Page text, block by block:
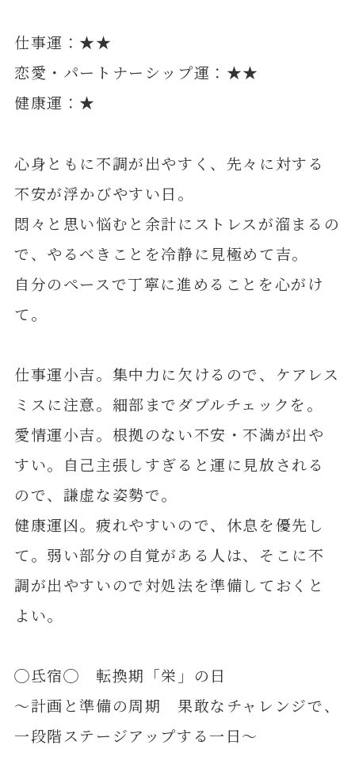
仕事運：★★
恋愛・パートナーシップ運：★★
健康運：★
心身ともに不調が出やすく、先々に対する
不安が浮かびやすい日。
悶々と思い悩むと余計にストレスが溜まるの
で、やるべきことを冷静に見極めて吉。
自分のペースで丁寧に進めることを心がけ
て。
仕事運小吉。集中力に欠けるので、ケアレス
ミスに注意。細部までダブルチェックを。
愛情運小吉。根拠のない不安・不満が出や
すい。自己主張しすぎると運に見放される
ので、謙虚な姿勢で。
健康運凶。疲れやすいので、休息を優先し
て。弱い部分の自覚がある人は、そこに不
調が出やすいので対処法を準備しておくと
よい。
◯氐宿◯ 転換期「栄」の日
～計画と準備の周期 果敢なチャレンジで、
一段階ステージアップする一日～